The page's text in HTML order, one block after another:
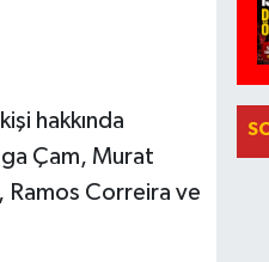
hakkında
Çam, Murat
Ramos Correira ve